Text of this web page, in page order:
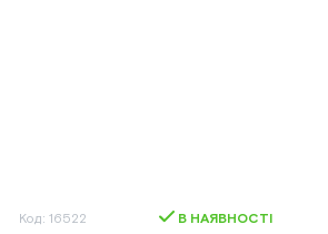
Код: 16522 В НАЯВНОСТІ